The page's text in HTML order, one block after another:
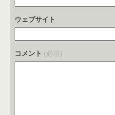
ウェブサイト
コメント (必須)